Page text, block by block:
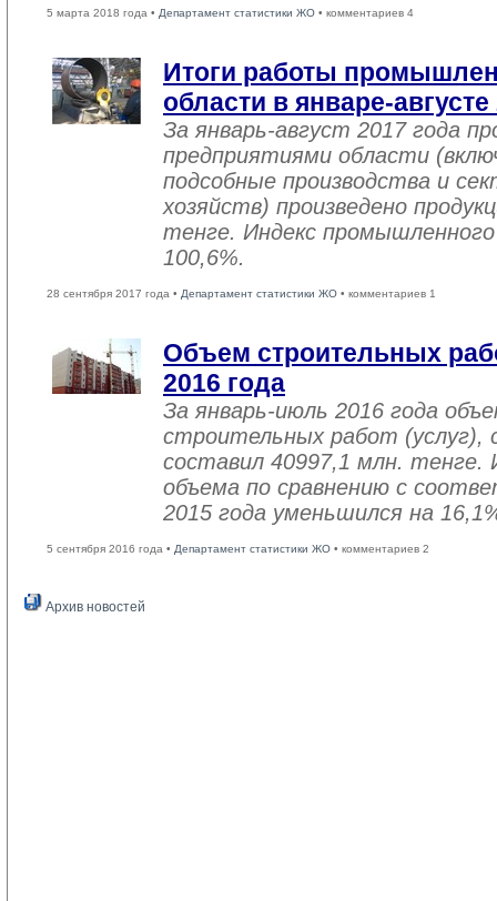
5 марта 2018 года • Департамент статистики ЖО • комментариев 4
Итоги работы
области в январе-августе
За январь-август 2017 года
предприятиями области
подсобные производства и
хозяйств) произведено
тенге. Индекс
100,6%.
28 сентября 2017 года • Департамент статистики ЖО • комментариев 1
Объем строительных
2016 года
За январь-июль 2016 года
строительных работ (услуг),
составил 40997,1 млн. тенге.
объема по сравнению с
2015 года уменьшился на
5 сентября 2016 года • Департамент статистики ЖО • комментариев 2
Архив новостей